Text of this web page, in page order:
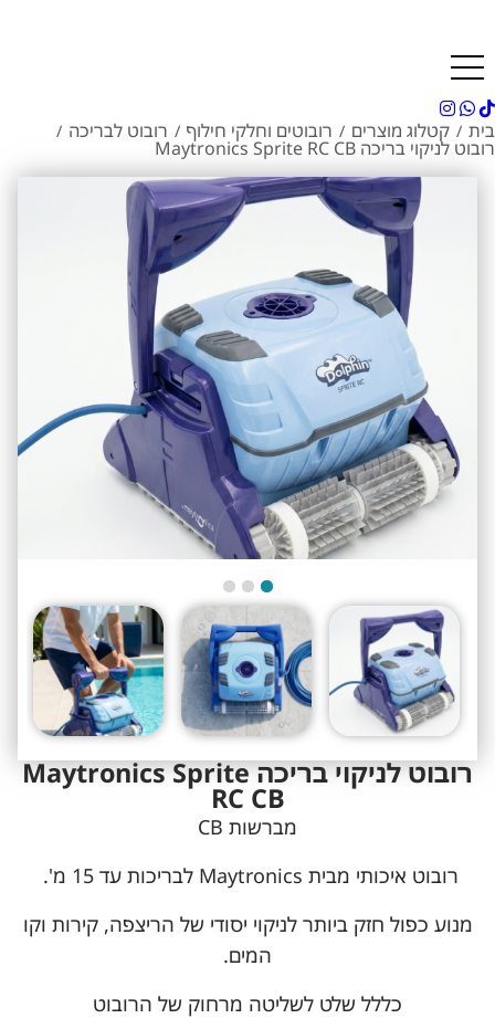
בית / קטלוג מוצרים / רובוטים וחלקי חילוף / רובוט לבריכה /
רובוט לניקוי בריכה Maytronics Sprite RC CB
רובוט לניקוי בריכה Maytronics Sprite
RC CB
מברשות CB
רובוט איכותי מבית Maytronics לבריכות עד 15 מ'.
מנוע כפול חזק ביותר לניקוי יסודי של הריצפה, קירות וקו
המים.
כללל שלט לשליטה מרחוק של הרובוט